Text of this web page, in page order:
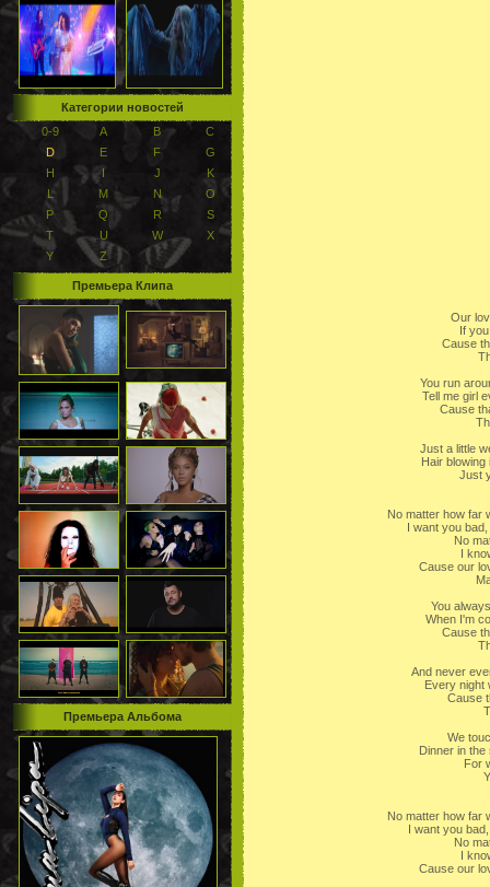
Категории новостей
0-9
A B
C
D
E F
G
H
I J
K
L
M N
O
P
Q R
S
T
U W
X
Y
Z
Премьера Клипа
Премьера Альбома
Our
If
Cause
You run
Tell me girl
Cause
Just a little
Hair
Just
No matter how far
I want you
No
I
Cause our
You
When I'm
Cause
And never
Every night
Cause
We
Dinner in
For
No matter how far
I want you
No
I
Cause our